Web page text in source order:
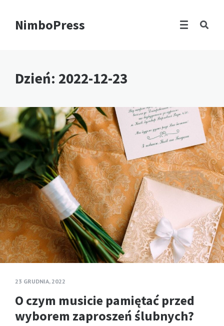
NimboPress
Dzień: 2022-12-23
23 GRUDNIA, 2022
O czym musicie pamiętać przed
wyborem zaproszeń ślubnych?